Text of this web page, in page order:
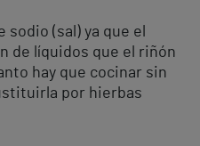
(sal) ya que el
de líquidos que el riñón
hay que cocinar sin
por hierbas